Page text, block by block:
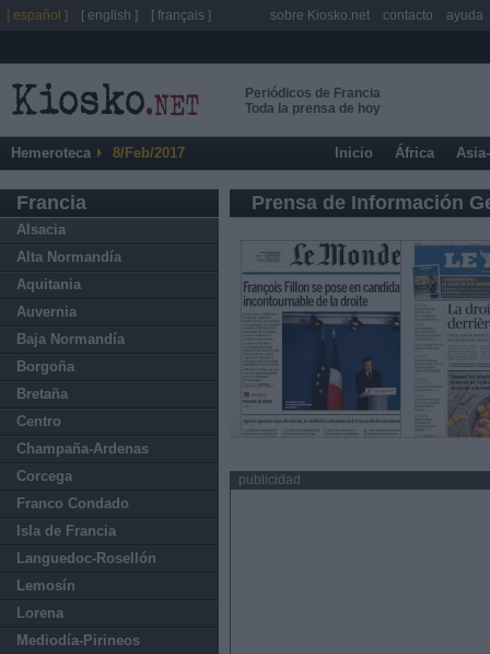
Periódicos de Francia
Toda la prensa de hoy
Hemeroteca 8/Feb/2017 Inicio África
Francia
Alsacia
Alta Normandía
Aquitania
Auvernia
Baja Normandía
Borgoña
Bretaña
Centro
Champaña-Ardenas
Corcega
Franco Condado
Isla de Francia
Languedoc-Rosellón
Lemosín
Lorena
Mediodía-Pirineos
Prensa de Información
publicidad
[ español ] [ english ] [ français ] sobre Kiosko.net contacto ayuda